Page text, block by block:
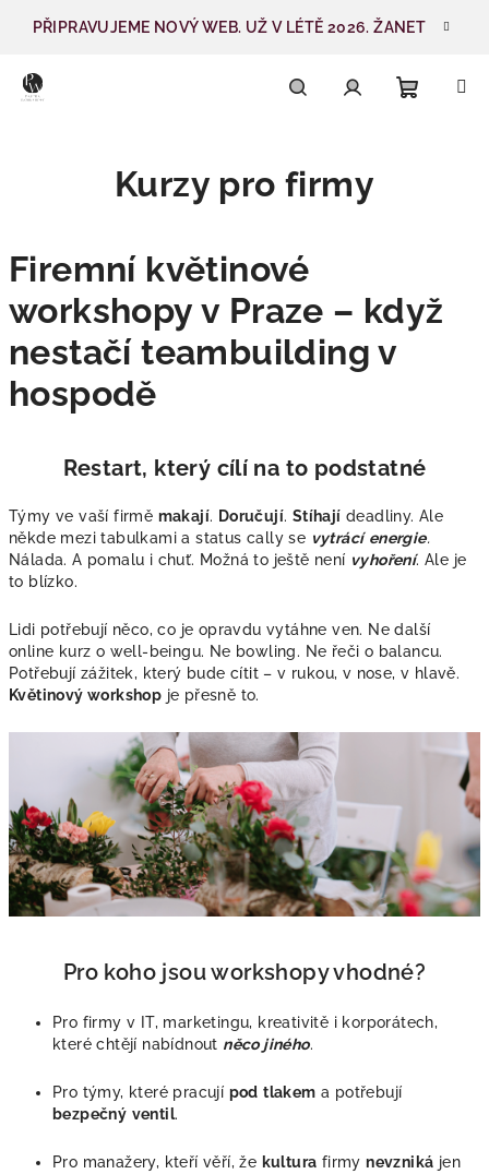
PŘIPRAVUJEME NOVÝ WEB. UŽ V LÉTĚ 2026. ŽANET
Kurzy pro firmy
Firemní květinové
workshopy v Praze – když
nestačí teambuilding v
hospodě
Restart, který cílí na to podstatné
Týmy ve vaší firmě makají. Doručují. Stíhají deadliny. Ale
někde mezi tabulkami a status cally se vytrácí energie.
Nálada. A pomalu i chuť. Možná to ještě není vyhoření. Ale je
to blízko.
Lidi potřebují něco, co je opravdu vytáhne ven. Ne další
online kurz o well-beingu. Ne bowling. Ne řeči o balancu.
Potřebují zážitek, který bude cítit – v rukou, v nose, v hlavě.
Květinový workshop je přesně to.
Pro koho jsou workshopy vhodné?
Pro firmy v IT, marketingu, kreativitě i korporátech,
které chtějí nabídnout něco jiného.
Pro týmy, které pracují pod tlakem a potřebují
bezpečný ventil.
Pro manažery, kteří věří, že kultura firmynevzniká jen